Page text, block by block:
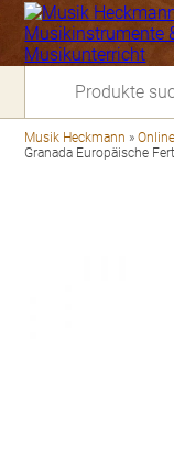
Musik Heckmann »
Granada Europäische